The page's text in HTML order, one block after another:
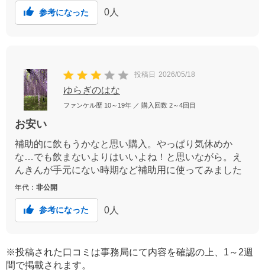
参考になった 0 人
投稿日 2026/05/18
ゆらぎのはな
ファンケル歴 10～19年 ／ 購入回数 2～4回目
お安い
補助的に飲もうかなと思い購入。やっぱり気休めか
な…でも飲まないよりはいいよね！と思いながら。え
んきんが手元にない時期など補助用に使ってみました
年代： 非公開
参考になった 0 人
※投稿された口コミは事務局にて内容を確認の上、1～2週
間で掲載されます。